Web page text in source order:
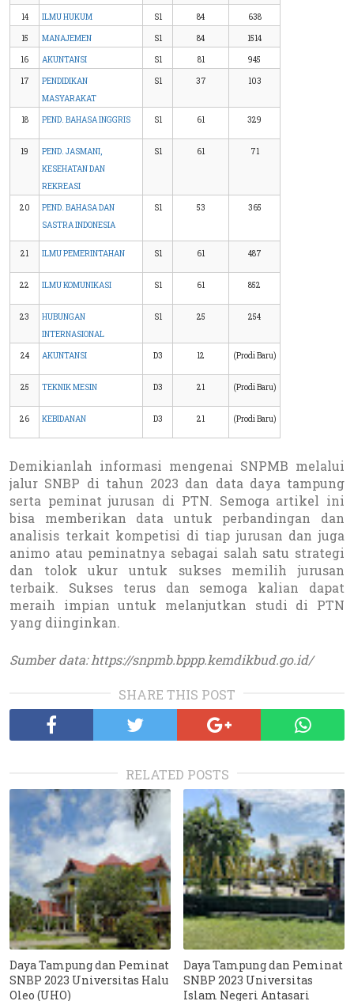
14 ILMU HUKUM S1 84 638
15 MANAJEMEN S1 84 1514
16 AKUNTANSI S1 81 945
17
PENDIDIKAN
MASYARAKAT
S1 37 103
18 PEND. BAHASA INGGRIS S1 61 329
19
PEND. JASMANI,
KESEHATAN DAN
REKREASI
S1 61 71
20
PEND. BAHASA DAN
SASTRA INDONESIA
S1 53 365
21 ILMU PEMERINTAHAN S1 61 487
22 ILMU KOMUNIKASI S1 61 852
23
HUBUNGAN
INTERNASIONAL
S1 25 254
24 AKUNTANSI D3 12 (Prodi Baru)
25 TEKNIK MESIN D3 21 (Prodi Baru)
26 KEBIDANAN D3 21 (Prodi Baru)
Demikianlah informasi mengenai SNPMB melalui
jalur SNBP di tahun 2023 dan data daya tampung
serta peminat jurusan di PTN. Semoga artikel ini
bisa memberikan data untuk perbandingan dan
analisis terkait kompetisi di tiap jurusan dan juga
animo atau peminatnya sebagai salah satu strategi
dan tolok ukur untuk sukses memilih jurusan
terbaik. Sukses terus dan semoga kalian dapat
meraih impian untuk melanjutkan studi di PTN
yang diinginkan.
Sumber data: https://snpmb.bppp.kemdikbud.go.id/
SHARE THIS POST
RELATED POSTS
Daya Tampung dan Peminat
SNBP 2023 Universitas Halu
Oleo (UHO)
Daya Tampung dan Peminat
SNBP 2023 Universitas
Islam Negeri Antasari